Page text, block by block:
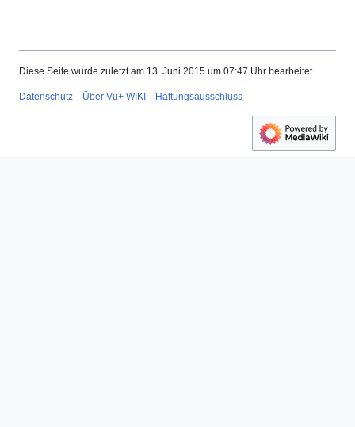
Diese Seite wurde zuletzt am 13. Juni 2015 um 07:47 Uhr bearbeitet.
Datenschutz Über Vu+ WIKI Haftungsausschluss